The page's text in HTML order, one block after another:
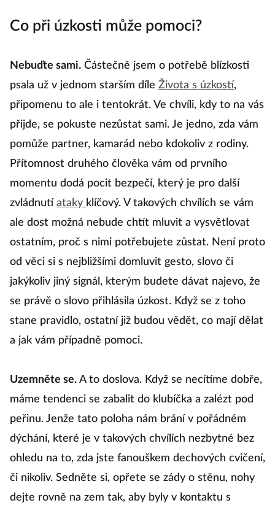
Co při úzkosti může pomoci?
Nebuďte sami. Částečně jsem o potřebě blízkosti
psala už v jednom starším díle Života s úzkostí,
připomenu to ale i tentokrát. Ve chvíli, kdy to na vás
přijde, se pokuste nezůstat sami. Je jedno, zda vám
pomůže partner, kamarád nebo kdokoliv z rodiny.
Přítomnost druhého člověka vám od prvního
momentu dodá pocit bezpečí, který je pro další
zvládnutí ataky klíčový. V takových chvílích se vám
ale dost možná nebude chtít mluvit a vysvětlovat
ostatním, proč s nimi potřebujete zůstat. Není proto
od věci si s nejbližšími domluvit gesto, slovo či
jakýkoliv jiný signál, kterým budete dávat najevo, že
se právě o slovo přihlásila úzkost. Když se z toho
stane pravidlo, ostatní již budou vědět, co mají dělat
a jak vám případně pomoci.
Uzemněte se. A to doslova. Když se necítíme dobře,
máme tendenci se zabalit do klubíčka a zalézt pod
peřinu. Jenže tato poloha nám brání v pořádném
dýchání, které je v takových chvílích nezbytné bez
ohledu na to, zda jste fanouškem dechových cvičení,
či nikoliv. Sedněte si, opřete se zády o stěnu, nohy
dejte rovně na zem tak, aby byly v kontaktu s